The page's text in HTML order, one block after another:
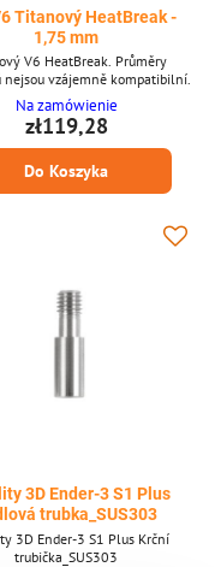
Titanový HeatBreak -
1,75 mm
V6 HeatBreak. Průměry
vzájemně kompatibilní.
Na zamówienie
zł119,28
Do Koszyka
3D Ender-3 S1 Plus
trubka_SUS303
3D Ender-3 S1 Plus Krční
trubička_SUS303